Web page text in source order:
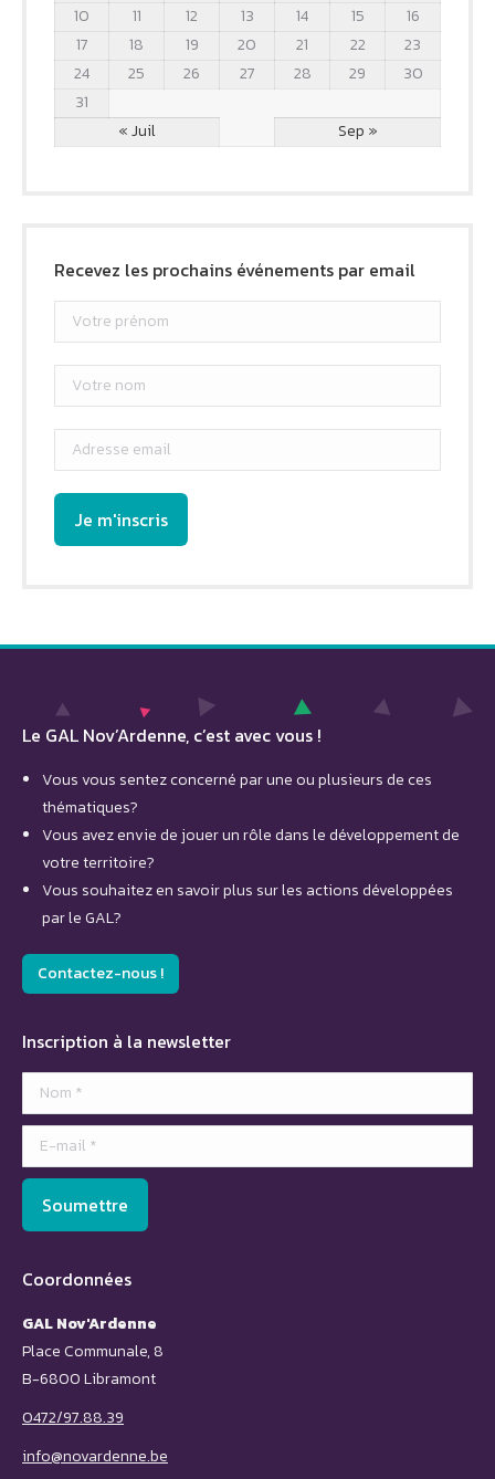
10
11 12 13 14 15
16
17
18 19 20 21 22
23
24
25 26 27 28 29
30
31
« Juil
Sep »
Recevez les prochains événements par email
Le GAL Nov’Ardenne, c’est avec vous !
Vous vous sentez concerné par une ou plusieurs de ces
thématiques?
Vous avez envie de jouer un rôle dans le développement de
votre territoire?
Vous souhaitez en savoir plus sur les actions développées
par le GAL?
Contactez-nous !
Inscription à la newsletter
Nom *
E-mail *
Soumettre
Coordonnées
GAL Nov'Ardenne
Place Communale, 8
B-6800 Libramont
0472/97.88.39
info@novardenne.be